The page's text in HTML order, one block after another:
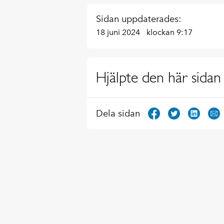
Sidan uppdaterades:
18 juni 2024 klockan 9:17
Hjälpte den här sidan
Dela sidan